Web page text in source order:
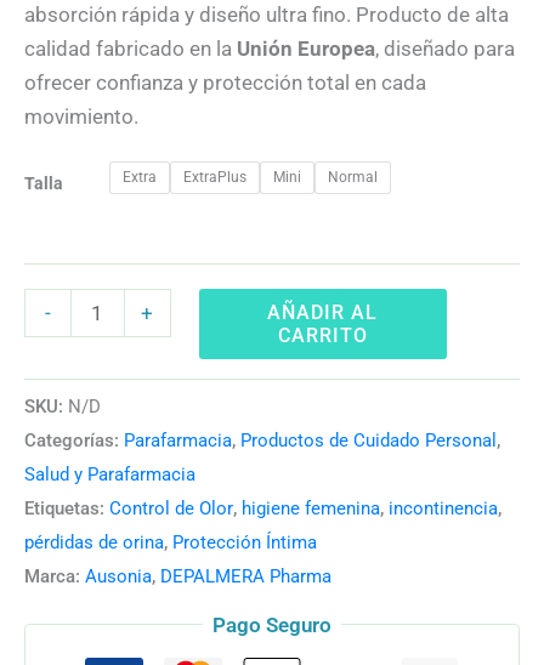
absorción rápida y diseño ultra fino. Producto de alta
calidad fabricado en la Unión Europea, diseñado para
ofrecer confianza y protección total en cada
movimiento.
Talla Extra ExtraPlus Mini Normal
- +
AÑADIR AL
CARRITO
SKU: N/D
Categorías: Parafarmacia, Productos de Cuidado Personal ,
Salud y Parafarmacia
Etiquetas: Control de Olor, higiene femenina, incontinencia,
pérdidas de orina, Protección Íntima
Marca: Ausonia, DEPALMERA Pharma
Pago Seguro